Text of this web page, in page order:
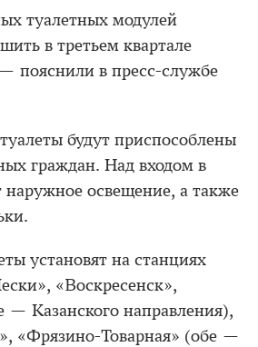
туалетных модулей
в третьем квартале
пояснили в пресс-службе
будут приспособлены
граждан. Над входом в
наружное освещение, а также
установят на станциях
«Воскресенск»,
— Казанского направления),
«Фрязино-Товарная» (обе —